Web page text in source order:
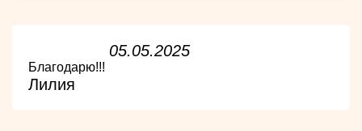
05.05.2025
Благодарю!!!
Лилия